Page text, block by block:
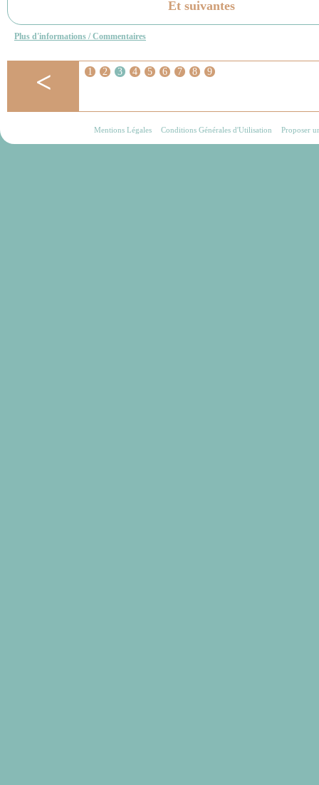
Et suivantes
Plus d'informations / Commentaires
< 1 2 3 4 5 6 7 8 9
Mentions Légales Conditions Générales d'Utilisation Proposer